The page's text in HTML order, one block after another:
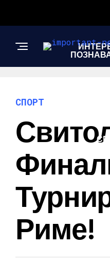
СПОРТ
Риме!